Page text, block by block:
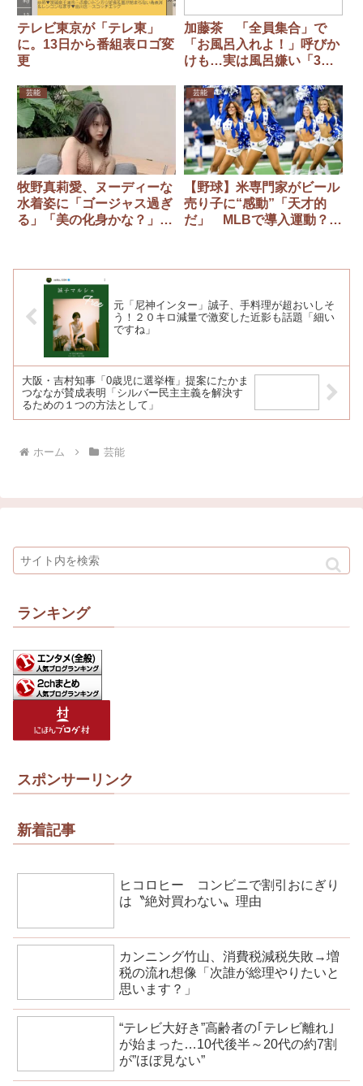
テレビ東京が「テレ東」
に。13日から番組表ロゴ変
更
加藤茶 「全員集合」で
「お風呂入れよ！」呼びか
けも…実は風呂嫌い「3日
芸能
牧野真莉愛、ヌーディーな
水着姿に「ゴージャス過ぎ
る」「美の化身かな？」と
芸能
【野球】米専門家がビール
売り子に“感動”「天才的
だ」 MLBで導入運動？
元「尼神インター」誠子、手料理が超おいしそ
う！２０キロ減量で激変した近影も話題「細い
ですね」
大阪・吉村知事「0歳児に選挙権」提案にたかま
つななが賛成表明「シルバー民主主義を解決す
るための１つの方法として」
ホーム 芸能
ランキング
スポンサーリンク
新着記事
ヒコロヒー コンビニで割引おにぎり
は〝絶対買わない〟理由
カンニング竹山、消費税減税失敗→増
税の流れ想像「次誰が総理やりたいと
思います？」
“テレビ大好き”高齢者の｢テレビ離れ｣
が始まった…10代後半～20代の約7割
が”ほぼ見ない”